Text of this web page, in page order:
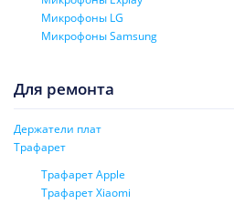
Микрофоны LG
Микрофоны Samsung
Для ремонта
Держатели плат
Трафарет
Трафарет Apple
Трафарет Xiaomi